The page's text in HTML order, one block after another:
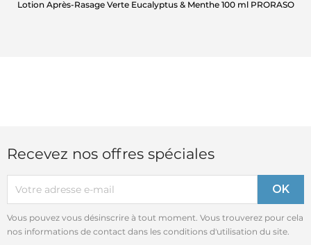
Lotion Après-Rasage Verte Eucalyptus & Menthe 100 ml PRORASO
Recevez nos offres spéciales
Vous pouvez vous désinscrire à tout moment. Vous trouverez pour cela
nos informations de contact dans les conditions d'utilisation du site.